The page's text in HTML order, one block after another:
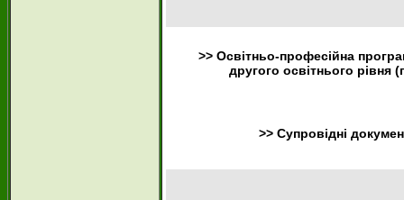
>> Освітньо-професійна
другого освітнього рівня
>> Супровідні